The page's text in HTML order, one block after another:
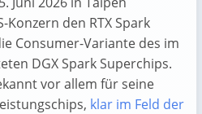
den RTX Spark
Consumer-Variante des im
DGX Spark Superchips.
vor allem für seine
klar im Feld der